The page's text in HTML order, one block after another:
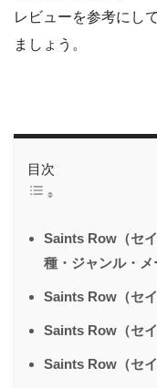
レビューを参考にし
ましょう。
目次
Saints Row（セ
種・ジャンル・メ
Saints Row（セ
Saints Row（セ
Saints Row（セ